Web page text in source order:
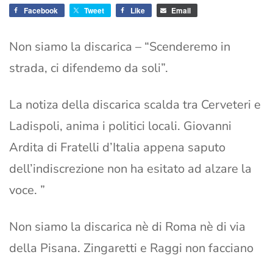
Facebook Tweet Like Email
Non siamo la discarica – “Scenderemo in
strada, ci difendemo da soli”.
La notiza della discarica scalda tra Cerveteri e
Ladispoli, anima i politici locali. Giovanni
Ardita di Fratelli d’Italia appena saputo
dell’indiscrezione non ha esitato ad alzare la
voce. ”
Non siamo la discarica nè di Roma nè di via
della Pisana. Zingaretti e Raggi non facciano